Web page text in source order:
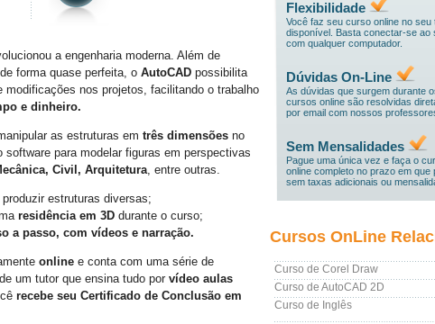
a engenharia moderna. Além de
forma quase perfeita, o AutoCAD possibilita
nos projetos, facilitando o trabalho
e dinheiro.
as estruturas em três dimensões no
para modelar figuras em perspectivas
Civil, Arquitetura, entre outras.
estruturas diversas;
residência em 3D durante o curso;
a passo, com vídeos e narração.
online e conta com uma série de
um tutor que ensina tudo por vídeo aulas
recebe seu Certificado de Conclusão em
Flexibilidade
Você faz seu curso online no seu
disponível. Basta conectar-se ao
com qualquer computador.
Dúvidas On-Line
As dúvidas que surgem durante
cursos online são resolvidas
por email com nossos
Sem Mensalidades
Pague uma única vez e faça o
online completo no prazo em que
sem taxas adicionais ou
Cursos OnLine
Curso de Corel Draw
Curso de AutoCAD 2D
Curso de Inglês